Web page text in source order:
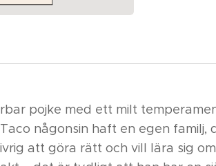
pojke med ett milt
någonsin haft en egen familj,
att göra rätt och vill lära sig